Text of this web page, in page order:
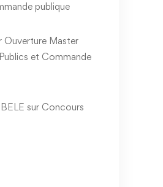
publique
Ouverture Master
et Commande
sur Concours